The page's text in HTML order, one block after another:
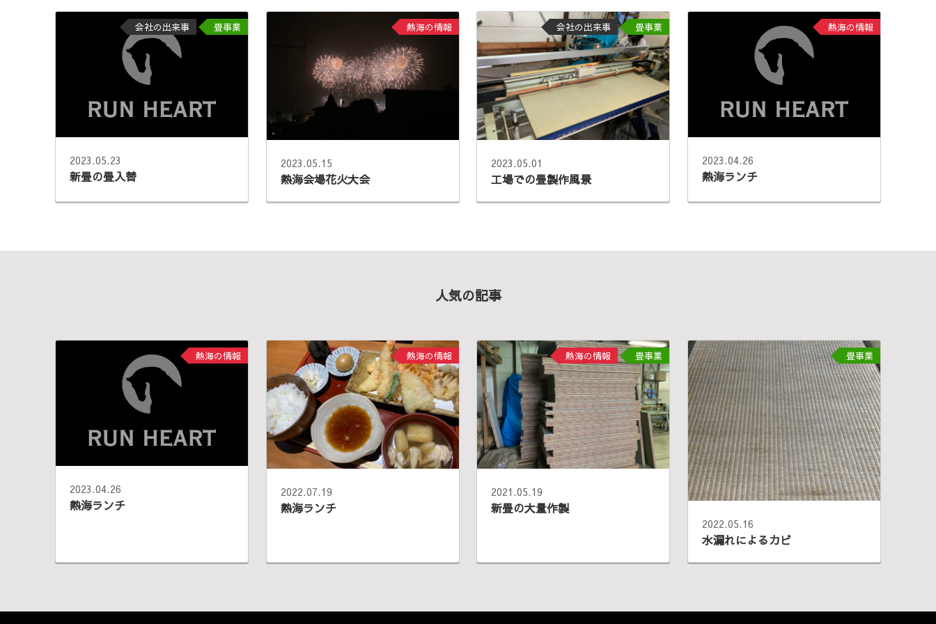
会社の出来事 畳事業
2023.05.23
新畳の畳入替
熱海の情報
2023.05.15
熱海会場花火大会
会社の出来事 畳事業
2023.05.01
工場での畳製作風景
熱海の情報
2023.04.26
熱海ランチ
人気の記事
熱海の情報
2023.04.26
熱海ランチ
熱海の情報
2022.07.19
熱海ランチ
熱海の情報 畳事業
2021.05.19
新畳の大量作製
畳事業
2022.05.16
水漏れによるカビ